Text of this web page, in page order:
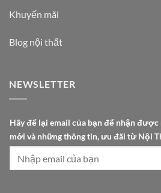
Khuyến mãi
Blog nội thất
NEWSLETTER
n
ữ
Hãy để lại email của bạn để nhận
mới và những thông tin, ưu đãi từ Nội